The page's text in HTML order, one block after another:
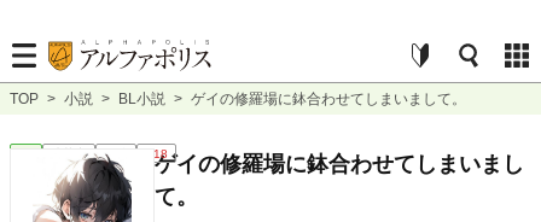
TOP > 小説 > BL小説 > ゲイの修羅場に鉢合わせてしまいまして。
連載中 長編 R18
ゲイの修羅場に鉢合わせてしまいまし
て。